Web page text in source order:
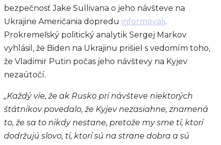
bezpečnosť Jake Sullivana o jeho návšteve na
Ukrajine Američania dopredu informovali.
Prokremeľský politický analytik Sergej Markov
vyhlásil, že Biden na Ukrajinu prišiel s vedomím toho,
že Vladimir Putin počas jeho návštevy na Kyjev
nezaútočí.
„Každý vie, že ak Rusko pri návšteve niektorých
štátnikov povedalo, že Kyjev nezasiahne, znamená
to, že sa to nikdy nestane, pretože my sme tí, ktorí
dodržujú slovo, tí, ktorí sú na strane dobra a sú